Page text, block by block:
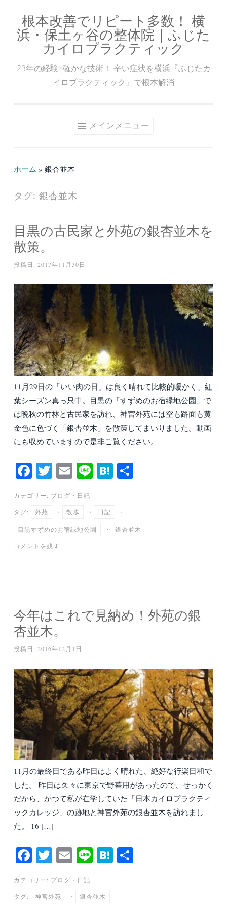
ン
根本改善でリピート多数！ 横
浜・保土ヶ谷の整体院｜ふじた
カイロプラクティック
23年の経験×確かな技術！ 辛い症状を横浜『ふじたカ
イロプラクティック』で根本解消
メインメニュー
ホーム » 銀杏並木
タグ: 銀杏並木
目黒の古民家と外苑の銀杏並木を
散策。
投稿日: 2017年11月30日
11月29日の「いい肉の日」は良く晴れて比較的暖かく、紅
葉シーズン真っ只中。目黒の「すずめのお宿緑地公園」で
は晩秋の竹林と古民家を訪れ、神宮外苑には空も路面も黄
金色に色づく「銀杏並木」を散策してまいりました。動画
にも収めていますので是非ご覧ください。
Fa
ce
bo
ok
T
wi
tte
E
m
ail
Li H
カテゴリー: ブログ ・ 日記
タグ: 外苑 ・ 散歩 ・ 日記 ・
目黒すずめのお宿緑地公園 ・ 銀杏並木
コメントを残す
今年はこれで見納め！外苑の銀
杏並木。
投稿日: 2016年12月1日
11月の最終日である昨日はよく晴れた、絶好な行楽日和で
した。 昨日は久々に東京で野暮用があったので、せっかく
だから、かつて私が在学していた「日本カイロプラクティ
ックカレッジ」の跡地と神宮外苑の銀杏並木を訪れまし
た。 16 […]
Fa
bo
ok
T
tte
r
E
ail
Li H
カテゴリー: ブログ ・ 日記
タグ: 神宮外苑 ・ 銀杏並木